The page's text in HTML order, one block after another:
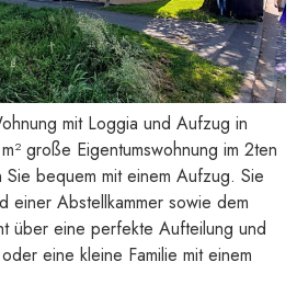
mit Loggia und Aufzug in
große Eigentumswohnung im 2ten
bequem mit einem Aufzug. Sie
einer Abstellkammer sowie dem
über eine perfekte Aufteilung und
eine kleine Familie mit einem